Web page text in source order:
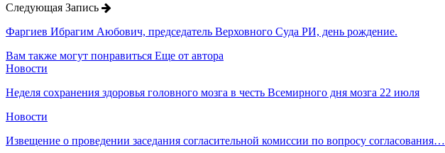
Следующая Запись
Фаргиев Ибрагим Аюбович, председатель Верховного Суда РИ, день рождение.
Вам также могут понравиться Еще от автора
Новости
Неделя сохранения здоровья головного мозга в честь Всемирного дня мозга 22 июля
Новости
Извещение о проведении заседания согласительной комиссии по вопросу согласования…